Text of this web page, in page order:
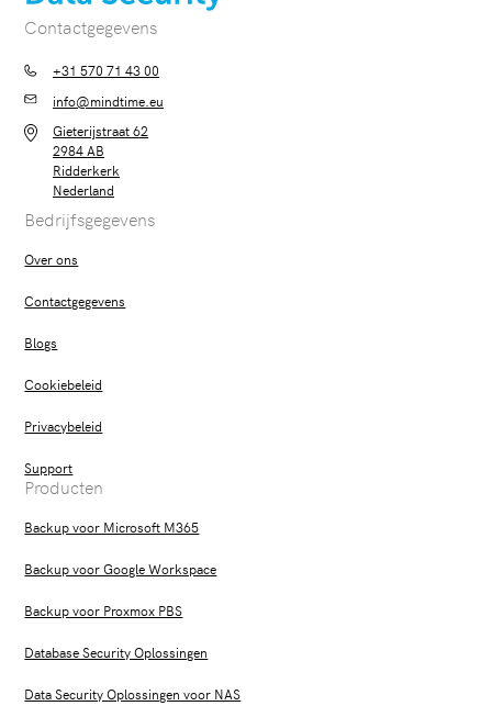
Contactgegevens
+31 570 71 43 00
info@mindtime.eu
Gieterijstraat 62
2984 AB
Ridderkerk
Nederland
Bedrijfsgegevens
Over ons
Contactgegevens
Blogs
Cookiebeleid
Privacybeleid
Support
Producten
Backup voor Microsoft M365
Backup voor Google Workspace
Backup voor Proxmox PBS
Database Security Oplossingen
Data Security Oplossingen voor NAS